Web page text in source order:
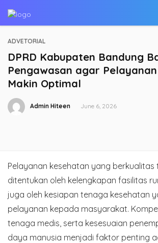
ADVETORIAL
DPRD Kabupaten Bandung
Pengawasan agar Pelayanan
Makin Optimal
Admin Hiteen June 6, 2026
Pelayanan kesehatan yang berkualitas
ditentukan oleh kelengkapan fasilitas
juga oleh kesiapan tenaga kesehatan
pelayanan kepada masyarakat.
tenaga medis, serta kesesuaian
daya manusia menjadi faktor penting